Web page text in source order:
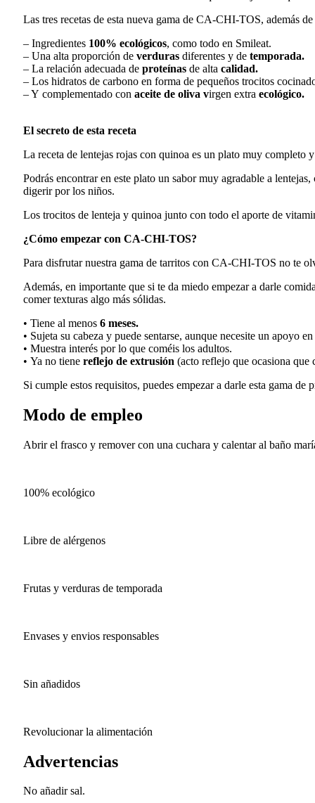
Las tres recetas de esta nueva gama de CA-CHI-TOS, además
– Ingredientes 100% ecológicos, como todo en Smileat.
– Una alta proporción de verduras diferentes y de temporada.
– La relación adecuada de proteínas de alta calidad.
– Los hidratos de carbono en forma de pequeños trocitos
– Y complementado con aceite de oliva virgen extra ecológico.
El secreto de esta receta
La receta de lentejas rojas con quinoa es un plato muy completo
Podrás encontrar en este plato un sabor muy agradable a lentejas,
digerir por los niños.
Los trocitos de lenteja y quinoa junto con todo el aporte de
¿Cómo empezar con CA-CHI-TOS?
Para disfrutar nuestra gama de tarritos con CA-CHI-TOS no te
Además, en importante que si te da miedo empezar a darle
comertexturas algo más sólidas.
• Tiene al menos 6 meses.
• Sujeta su cabeza y puede sentarse, aunque necesite un apoyo
• Muestra interés por lo que coméis los adultos.
• Ya no tiene reflejo de extrusión (acto reflejo que ocasiona que
Si cumple estos requisitos, puedes empezar a darle esta gama de
Modo de empleo
Abrir el frasco y remover con una cuchara y calentar al baño
100% ecológico
Libre de alérgenos
Frutas y verduras de temporada
Envases y envios responsables
Sin añadidos
Revolucionar la alimentación
Advertencias
No añadir sal.